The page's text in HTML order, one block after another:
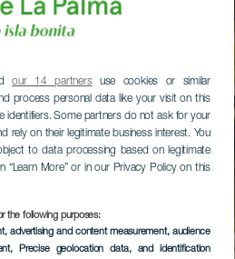
our 14 partnersuse cookies or similar
process personal data like your visit on this
identifiers. Some partners do not ask for your
rely on their legitimate business interest. You
to data processing based on legitimate
“Learn More” or in our Privacy Policy on this
the following purposes:
advertising and content measurement, audience
, Precise geolocation data, and identification